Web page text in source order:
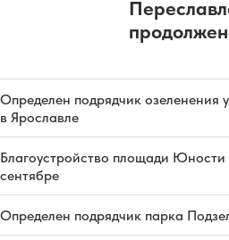
Определен подрядчик озеленения
в Ярославле
Благоустройство площади
сентябре
Определен подрядчик парка